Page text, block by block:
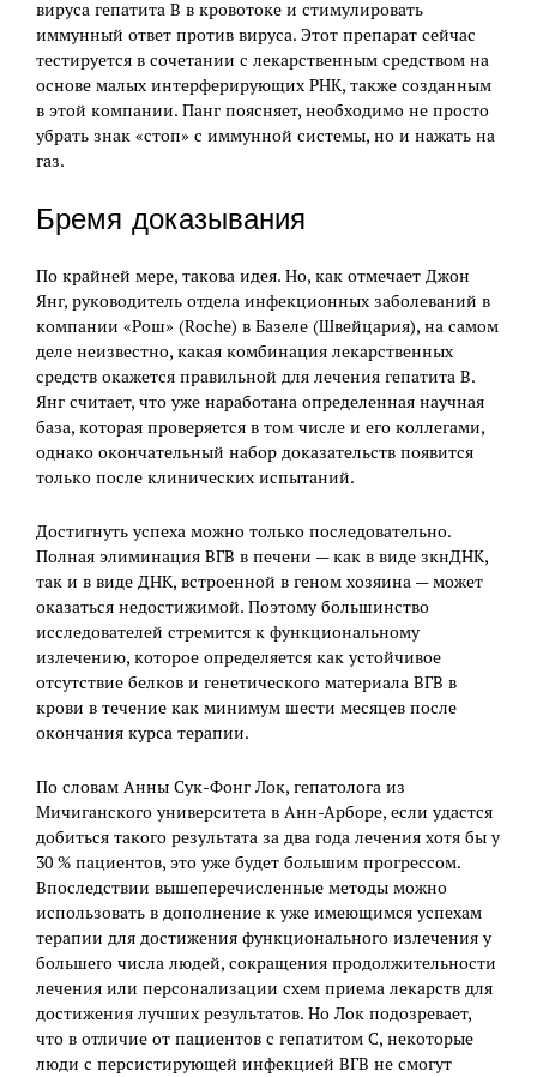
вируса гепатита В в кровотоке и стимулировать
иммунный ответ против вируса. Этот препарат сейчас
тестируется в сочетании с лекарственным средством на
основе малых интерферирующих РНК, также созданным
в этой компании. Панг поясняет, необходимо не просто
убрать знак «стоп» с иммунной системы, но и нажать на
газ.
Бремя доказывания
По крайней мере, такова идея. Но, как отмечает Джон
Янг, руководитель отдела инфекционных заболеваний в
компании «Рош» (Roche) в Базеле (Швейцария), на самом
деле неизвестно, какая комбинация лекарственных
средств окажется правильной для лечения гепатита В.
Янг считает, что уже наработана определенная научная
база, которая проверяется в том числе и его коллегами,
однако окончательный набор доказательств появится
только после клинических испытаний.
Достигнуть успеха можно только последовательно.
Полная элиминация ВГВ в печени — как в виде зкнДНК,
так и в виде ДНК, встроенной в геном хозяина — может
оказаться недостижимой. Поэтому большинство
исследователей стремится к функциональному
излечению, которое определяется как устойчивое
отсутствие белков и генетического материала ВГВ в
крови в течение как минимум шести месяцев после
окончания курса терапии.
По словам Анны Сук-Фонг Лок, гепатолога из
Мичиганского университета в Анн-Арборе, если удастся
добиться такого результата за два года лечения хотя бы у
30 % пациентов, это уже будет большим прогрессом.
Впоследствии вышеперечисленные методы можно
использовать в дополнение к уже имеющимся успехам
терапии для достижения функционального излечения у
большего числа людей, сокращения продолжительности
лечения или персонализации схем приема лекарств для
достижения лучших результатов. Но Лок подозревает,
что в отличие от пациентов с гепатитом С, некоторые
люди с персистирующей инфекцией ВГВ не смогут